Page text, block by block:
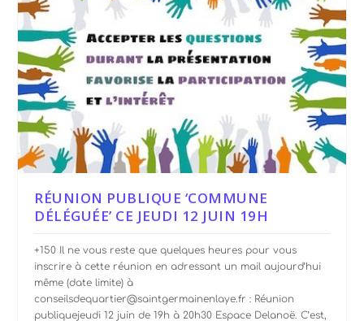
RÉUNION PUBLIQUE ‘COMMUNE
DÉLÉGUÉE’ CE JEUDI 12 JUIN 19H
+150 Il ne vous reste que quelques heures pour vous
inscrire à cette réunion en adressant un mail aujourd’hui
même (date limite) à
conseilsdequartier@saintgermainenlaye.fr : Réunion
publiquejeudi 12 juin de 19h à 20h30 Espace Delanoë. C’est,